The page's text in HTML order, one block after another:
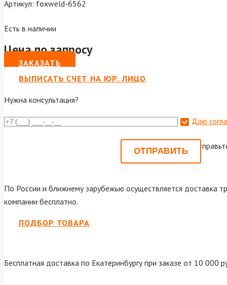
Артикул: foxweld-6562
Есть в наличии
Цена по запросу
ЗАКАЗАТЬ
ВЫПИСАТЬ СЧЕТ НА ЮР. ЛИЦО
Нужна консультация?
Даю
Или
По России и ближнему зарубежью осуществляется доставка
компании бесплатно.
ПОДБОР ТОВАРА
Бесплатная доставка по Екатеринбургу при заказе от 10 000